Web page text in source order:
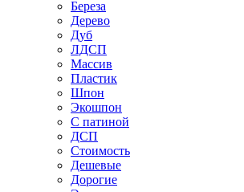
Береза
Дерево
Дуб
ЛДСП
Массив
Пластик
Шпон
Экошпон
С патиной
ДСП
Стоимость
Дешевые
Дорогие